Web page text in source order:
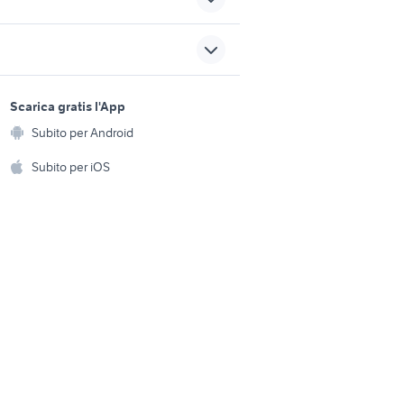
suzuki gsx s 750 usata
scatola sterzo fiat punto 188
fiat 500 epoca a milano e
e
Scarica gratis l'App
Subito per Android
Subito per iOS